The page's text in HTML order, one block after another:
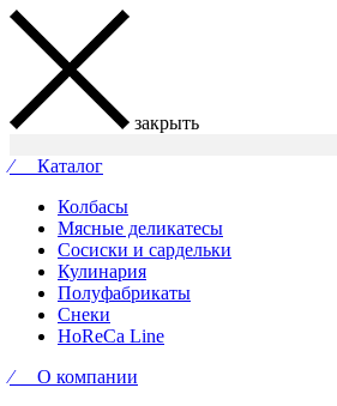
закрыть
⁄ Каталог
Колбасы
Мясные деликатесы
Сосиски и сардельки
Кулинария
Полуфабрикаты
Снеки
HoReCa Line
⁄ О компании